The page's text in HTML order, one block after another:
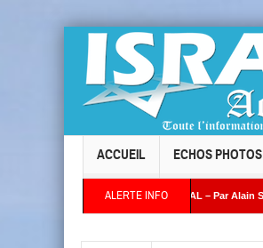
ACCUEIL ECHOS PHOTOS
ALERTE INFO
ÉDITORIAL – Par Alain SAYADA – Vol